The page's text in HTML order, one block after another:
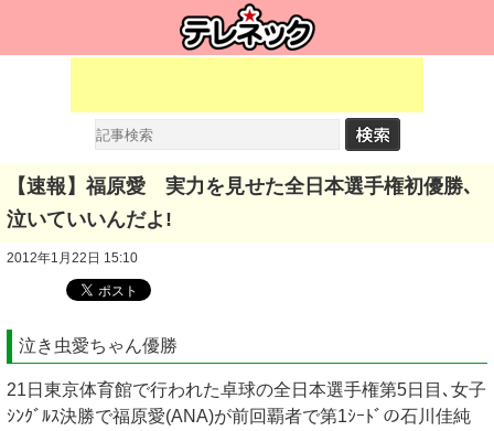
【速報】福原愛 実力を見せた全日本選手権初優勝､
泣いていいんだよ!
2012年1月22日 15:10
泣き虫愛ちゃん優勝
21日東京体育館で行われた卓球の全日本選手権第5日目､女子
ｼﾝｸﾞﾙｽ決勝で福原愛(ANA)が前回覇者で第1ｼｰﾄﾞの石川佳純